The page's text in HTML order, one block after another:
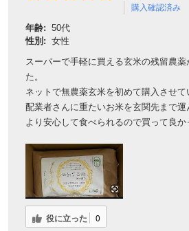
購入確認済み
年齢: 50代
性別: 女性
スーパーで手軽に買える玄米の残留農
た。
ネットで無農薬玄米を初めて購入させ
配業者さんに重たいお米を玄関先まで
より安心して食べられるので買って良か
役に立った 0